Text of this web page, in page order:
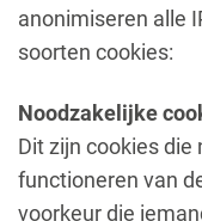
anonimiseren alle
soorten cookies:
Noodzakelijke
Dit zijn cookies die
functioneren van
voorkeur die